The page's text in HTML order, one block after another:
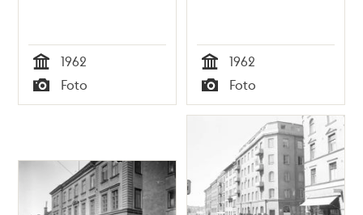
Tid
1962
Typ
Foto Tid
1962
Typ
Foto